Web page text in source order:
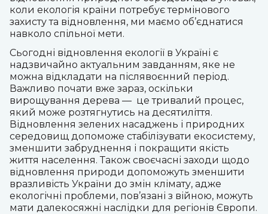
коли екологія країни потребує термінового
захисту та відновлення, ми маємо об’єднатися
навколо спільної мети.
Сьогодні відновлення екології в Україні є
надзвичайно актуальним завданням, яке не
можна відкладати на післявоєнний період.
Важливо почати вже зараз, оскільки
вирощування дерева — це тривалий процес,
який може розтягнутись на десятиліття.
Відновлення зелених насаджень і природних
середовищ допоможе стабілізувати екосистему,
зменшити забруднення і покращити якість
життя населення. Також своєчасні заходи щодо
відновлення природи допоможуть зменшити
вразливість України до змін клімату, адже
екологічні проблеми, пов’язані з війною, можуть
мати далекосяжні наслідки для регіонів Європи.